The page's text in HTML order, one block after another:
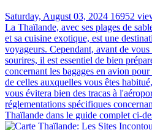
Saturday, August 03, 2024 16952
La Thaïlande, avec ses plages de
et sa cuisine exotique, est une
voyageurs. Cependant, avant de
sourires, il est essentiel de bien
concernant les bagages en avion
de celles auxquelles vous êtes
vous évitera bien des tracas à
réglementations spécifiques
Thaïlande dans le guide complet ci-